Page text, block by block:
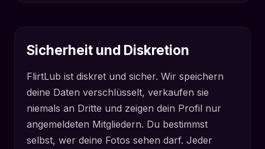
Sicherheit und Diskretion
FlirtLub ist diskret und sicher. Wir speichern
deine Daten verschlüsselt, verkaufen sie
niemals an Dritte und zeigen dein Profil nur
angemeldeten Mitgliedern. Du bestimmst
selbst, wer deine Fotos sehen darf. Jeder